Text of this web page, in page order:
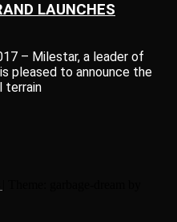
LAUNCHES
– Milestar, a leader of
pleased to announce the
terrain